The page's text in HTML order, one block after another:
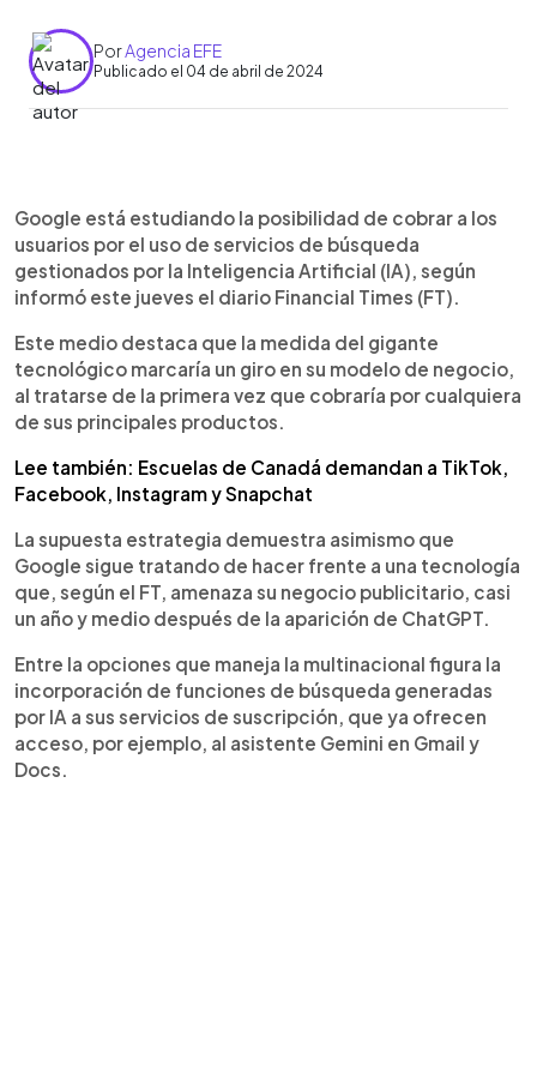
PorAgencia EFE
Publicado el 04 de abril de 2024
Escuchar artículo
Google está estudiando la posibilidad de cobrar a los
usuarios por el uso de servicios de búsqueda
gestionados por la Inteligencia Artificial (IA), según
informó este jueves el diario Financial Times (FT).
Este medio destaca que la medida del gigante
tecnológico marcaría un giro en su modelo de negocio,
al tratarse de la primera vez que cobraría por cualquiera
de sus principales productos.
Lee también: Escuelas de Canadá demandan a TikTok,
Facebook, Instagram y Snapchat
La supuesta estrategia demuestra asimismo que
Google sigue tratando de hacer frente a una tecnología
que, según el FT, amenaza su negocio publicitario, casi
un año y medio después de la aparición de ChatGPT.
Entre la opciones que maneja la multinacional figura la
incorporación de funciones de búsqueda generadas
por IA a sus servicios de suscripción, que ya ofrecen
acceso, por ejemplo, al asistente Gemini en Gmail y
Docs.